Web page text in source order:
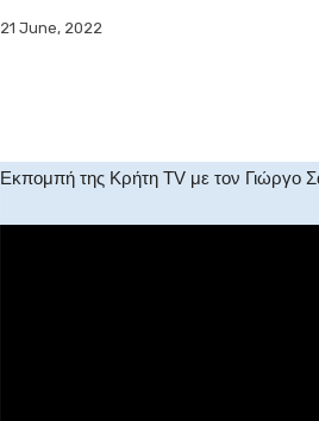
21 June, 2022
Εκπομπή της Κρήτη TV με τον Γιώργο